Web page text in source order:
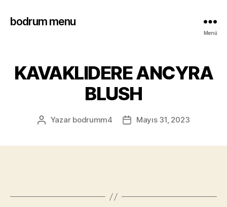
bodrum menu
Menü
KAVAKLIDERE ANCYRA
BLUSH
Yazar bodrumm4 Mayıs 31, 2023